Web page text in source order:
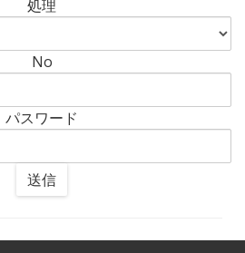
処理
No
パスワード